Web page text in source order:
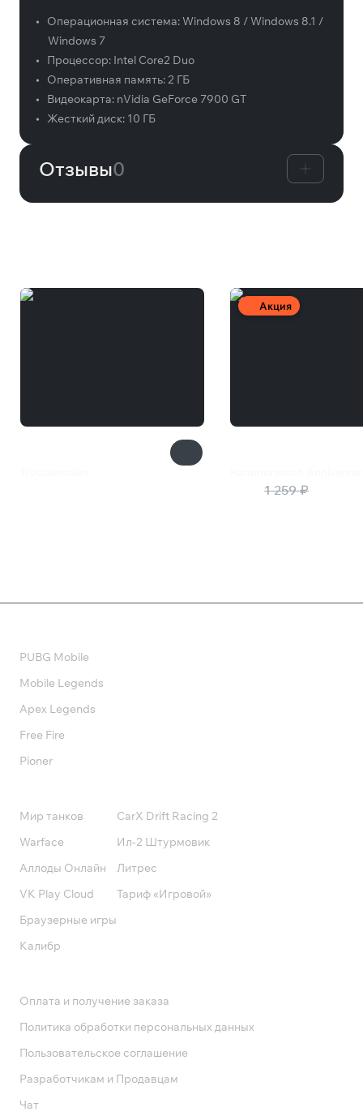
• Операционная система:Windows 8 / Windows 8.1 /
Windows 7
•
Процессор: Intel Core2 Duo
•
Оперативная память:2 ГБ
•
Видеокарта: nVidia GeForce 7900 GT
•
Жесткий диск: 10 ГБ
Отзывы0
Акция
1 259 ₽
PUBG Mobile
Mobile Legends
Apex Legends
Free Fire
Pioner
Мир танков
Warface
Аллоды Онлайн
VK Play Cloud
Браузерные игры
Калибр
CarX Drift Racing 2
Ил-2 Штурмовик
Литрес
Тариф «Игровой»
Оплата и получение заказа
Политика обработки персональных данных
Пользовательское соглашение
Разработчикам и Продавцам
Чат